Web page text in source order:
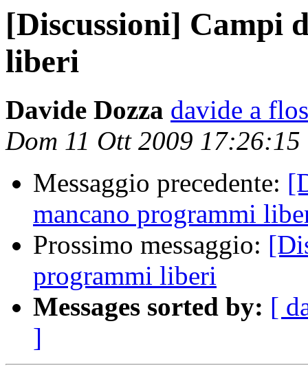
[Discussioni] Campi
liberi
Davide Dozza davide a
Dom 11 Ott 2009 17:26:15
Messaggio precedente:
mancano programmi
Prossimo messaggio:
programmi liberi
Messages sorted by: [
]